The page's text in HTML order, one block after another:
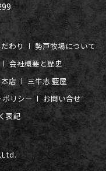
わり
勢戸牧場について
会社概要と歴史
店
三牛志 藍屋
ポリシー
お問い合せ
表記